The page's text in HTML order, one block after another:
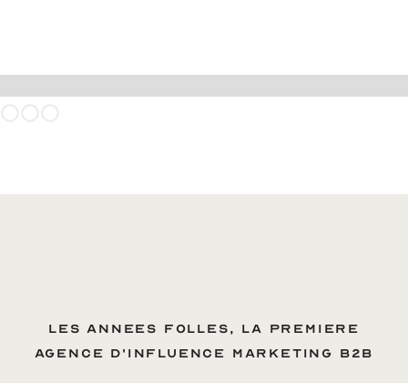
Slide 2 of 3.
Les annees folles, la premiere
agence d'influence marketing B2B